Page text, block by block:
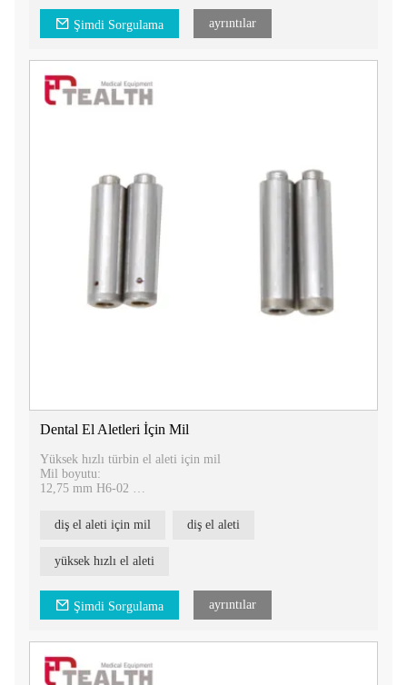
Dental el aletinizin verimliliğini ve uzun ömürlülüğünü
korumak için Yüksek Hızlı Dental El Aleti Kartuşlarımızı
bizimle iletişime geçin.
Şimdi Sorgulama ayrıntılar
Dental El Aletleri İçin Mil
Yüksek hızlı türbin el aleti için mil
Mil boyutu:
12,75 mm H6-02
10.40mm H6-04
11.80mm H6-05
diş el aleti için mil diş el aleti
yüksek hızlı el aleti
Şimdi Sorgulama ayrıntılar